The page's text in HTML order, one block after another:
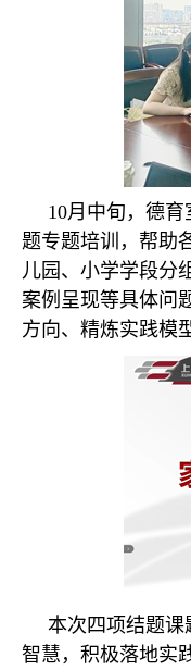
10月中旬，德
题专题培训，帮助
儿园、小学学段分
案例呈现等具体问
方向、精炼实践模
本次四项结题
智慧，积极落地实